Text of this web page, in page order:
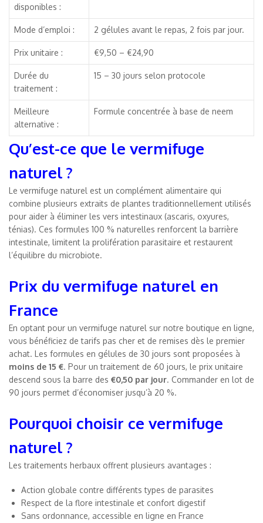
disponibles :
Mode d’emploi : 2 gélules avant le repas, 2 fois par jour.
Prix unitaire : €9,50 – €24,90
Durée du
traitement :
15 – 30 jours selon protocole
Meilleure
alternative :
Formule concentrée à base de neem
Qu’est-ce que le vermifuge
naturel ?
Le vermifuge naturel est un complément alimentaire qui
combine plusieurs extraits de plantes traditionnellement utilisés
pour aider à éliminer les vers intestinaux (ascaris, oxyures,
ténias). Ces formules 100 % naturelles renforcent la barrière
intestinale, limitent la prolifération parasitaire et restaurent
l’équilibre du microbiote.
Prix du vermifuge naturel en
France
En optant pour un vermifuge naturel sur notre boutique en ligne,
vous bénéficiez de tarifs pas cher et de remises dès le premier
achat. Les formules en gélules de 30 jours sont proposées à
moins de 15 €. Pour un traitement de 60 jours, le prix unitaire
descend sous la barre des €0,50 par jour. Commander en lot de
90 jours permet d’économiser jusqu’à 20 %.
Pourquoi choisir ce vermifuge
naturel ?
Les traitements herbaux offrent plusieurs avantages :
Action globale contre différents types de parasites
Respect de la flore intestinale et confort digestif
Sans ordonnance, accessible en ligne en France